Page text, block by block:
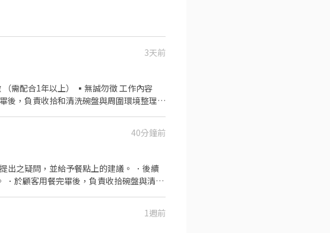
3天前
1年以上） ▪無誠勿徵 工作內容
後，負責收拾和清洗碗盤與周圍環境整理。
40分鐘前
出之疑問，並給予餐點上的建議。 ．後續
．於顧客用餐完畢後，負責收拾碗盤與清理
1週前